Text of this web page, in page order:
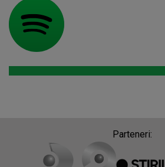
Parteneri: